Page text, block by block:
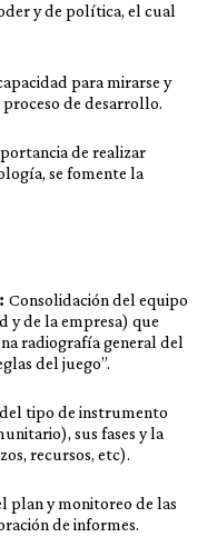
y de política, el cual
para mirarse y
de desarrollo.
de realizar
se fomente la
Consolidación del equipo
y de la empresa) que
radiografía general del
del juego”.
tipo de instrumento
sus fases y la
recursos, etc).
plan y monitoreo de las
de informes.